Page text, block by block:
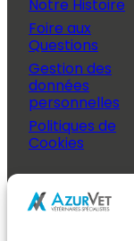
Notre Histoire
Foire aux
Questions
Gestion des
données
personnelles
Politiques de
Cookies
Propriétaire